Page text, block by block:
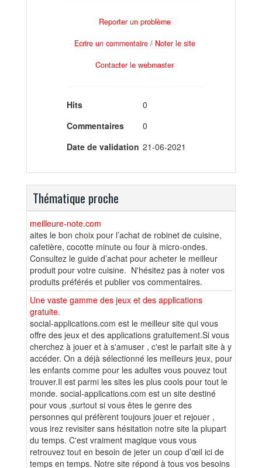
Reporter un problème
Ecrire un commentaire / Noter le site
Contacter le webmaster
Hits
0
Commentaires
0
Date de validation 21-06-2021
Thématique proche
meilleure-note.com
aites le bon choix pour l’achat de robinet de cuisine,
cafetière, cocotte minute ou four à micro-ondes.
Consultez le guide d’achat pour acheter le meilleur
produit pour votre cuisine. N'hésitez pas à noter vos
produits préférés et publier vos commentaires.
Une vaste gamme des jeux et des applications
gratuite.
social-applications.com est le meilleur site qui vous
offre des jeux et des applications gratuitement.Si vous
cherchez à jouer et à s'amuser , c'est le parfait site à y
accéder. On a déjà sélectionné les meilleurs jeux, pour
les enfants comme pour les adultes vous pouvez tout
trouver.Il est parmi les sites les plus cools pour tout le
monde. social-applications.com est un site destiné
pour vous ,surtout si vous êtes le genre des
personnes qui préfèrent toujours jouer et rejouer ,
vous irez revisiter sans hésitation notre site la plupart
du temps. C'est vraiment magique vous vous
retrouvez tout en besoin de jeter un coup d’œil ici de
temps en temps. Notre site répond à tous vos besoins